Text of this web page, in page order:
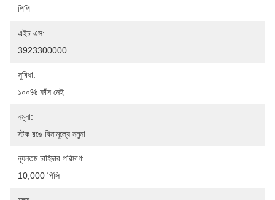
পিপি
এইচ.এস:
3923300000
সুবিধা:
১০০% ফাঁস নেই
নমুনা:
স্টক রঙে বিনামূল্যে নমুনা
ন্যূনতম চাহিদার পরিমাণ:
10,000 পিসি